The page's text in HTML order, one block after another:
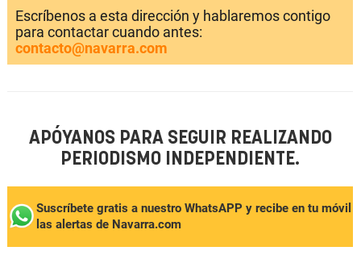
Escríbenos a esta dirección y hablaremos contigo
para contactar cuando antes:
contacto@navarra.com
APÓYANOS PARA SEGUIR REALIZANDO
PERIODISMO INDEPENDIENTE.
Suscríbete gratis a nuestro WhatsAPP y recibe en tu móvil
las alertas de Navarra.com